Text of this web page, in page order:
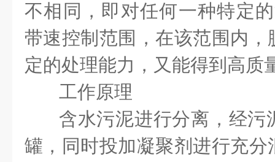
不相同，即对任何一种特定
带速控制范围，在该范围内
定的处理能力，又能得到高质
工作原理
含水污泥进行分离，经污
罐，同时投加凝聚剂进行充